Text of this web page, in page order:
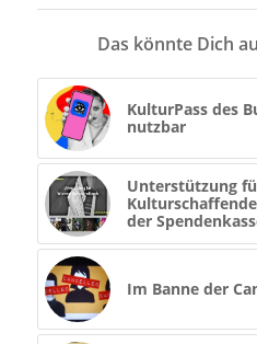
Das könnte Dich
KulturPass des
nutzbar
Unterstützung
der
Im Banne der